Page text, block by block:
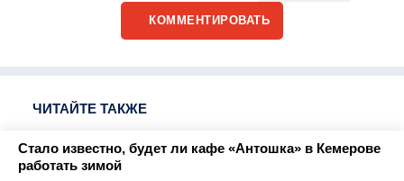
КОММЕНТИРОВАТЬ
ЧИТАЙТЕ ТАКЖЕ
Стало известно, будет ли кафе «Антошка» в Кемерове
работать зимой